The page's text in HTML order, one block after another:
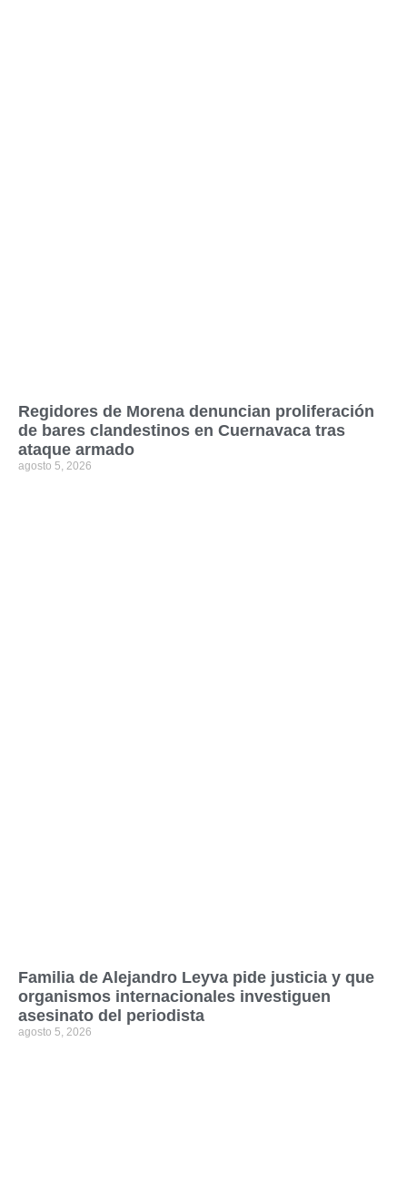
Regidores de Morena denuncian proliferación
de bares clandestinos en Cuernavaca tras
ataque armado
agosto 5, 2026
Familia de Alejandro Leyva pide justicia y que
organismos internacionales investiguen
asesinato del periodista
agosto 5, 2026